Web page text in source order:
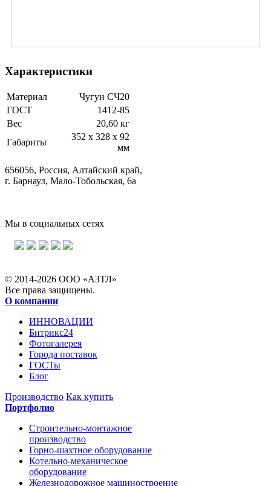
Характеристики
Материал
Чугун СЧ20
ГОСТ
1412-85
Вес
20,60 кг
Габариты
352 x 328 x 92
мм
656056, Россия, Алтайский край,
г. Барнаул, Мало-Тобольская, 6а
Мы в социальных сетях
© 2014-2026 ООО «АЗТЛ»
Все права защищены.
О компании
ИННОВАЦИИ
Битрикс24
Фотогалерея
Города поставок
ГОСТы
Блог
Производство Как купить
Портфолио
Строительно-монтажное
производство
Горно-шахтное оборудование
Котельно-механическое
оборудование
Железнодорожное машиностроение